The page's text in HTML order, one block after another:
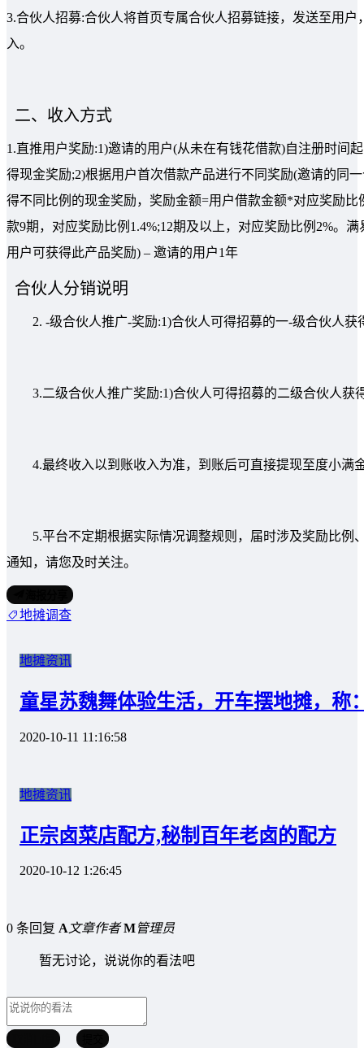
3.合伙人招募:合伙人将首页专属合伙人招募链接，发送至用
入。
二、收入方式
1.直推用户奖励:1)邀请的用户(从未在有钱花借款)自注册时间
得现金奖励;2)根据用户首次借款产品进行不同奖励(邀请的同
得不同比例的现金奖励，奖励金额=用户借款金额*对应奖励
款9期，对应奖励比例1.4%;12期及以上，对应奖励比例2%。
用户可获得此产品奖励) – 邀请的用户1年
合伙人分销说明
2. -级合伙人推广-奖励:1)合伙人可得招募的一-级合伙人获
3.二级合伙人推广奖励:1)合伙人可得招募的二级合伙人获
4.最终收入以到账收入为准，到账后可直接提现至度小满
5.平台不定期根据实际情况调整规则，届时涉及奖励比例
通知，请您及时关注。
地摊调查
地摊资讯
童星苏魏舞体验生活，开车摆地摊，称
2020-10-11 11:16:58
地摊资讯
正宗卤菜店配方,秘制百年老卤的配方
2020-10-12 1:26:45
0 条回复 A文章作者 M管理员
暂无讨论，说说你的看法吧